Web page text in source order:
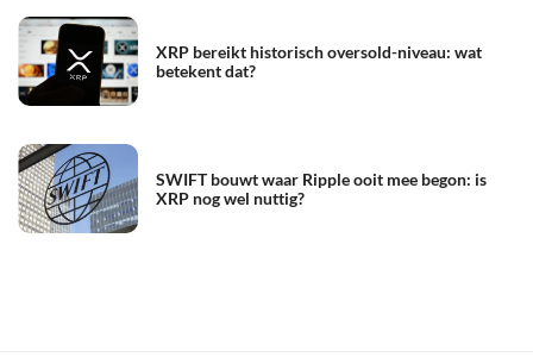
XRP bereikt historisch oversold-niveau: wat
betekent dat?
SWIFT bouwt waar Ripple ooit mee begon: is
XRP nog wel nuttig?